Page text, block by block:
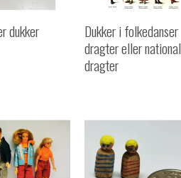
dukker
Dukker i folkedanser
dragter eller national
dragter